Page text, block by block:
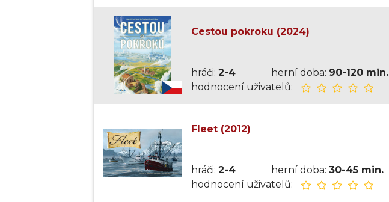
Cestou pokroku (2024)
hráči: 2-4 herní doba: 90-120 min.
hodnocení uživatelů:
Fleet (2012)
hráči: 2-4 herní doba: 30-45 min.
hodnocení uživatelů: